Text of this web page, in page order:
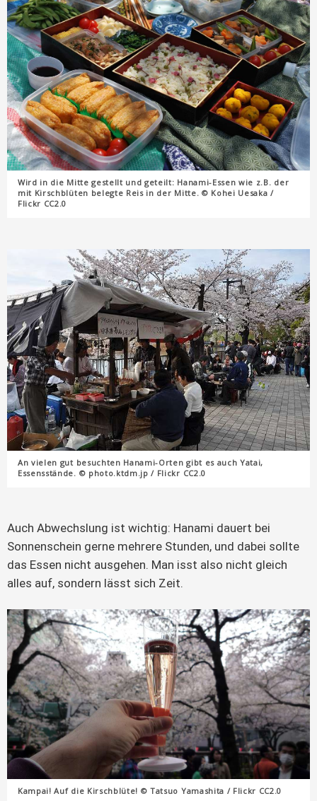
Wird in die Mitte gestellt und geteilt: Hanami-Essen wie z.B. der
mit Kirschblüten belegte Reis in der Mitte. © Kohei Uesaka /
Flickr CC2.0
An vielen gut besuchten Hanami-Orten gibt es auch Yatai,
Essensstände. © photo.ktdm.jp / Flickr CC2.0
Auch Abwechslung ist wichtig: Hanami dauert bei
Sonnenschein gerne mehrere Stunden, und dabei sollte
das Essen nicht ausgehen. Man isst also nicht gleich
alles auf, sondern lässt sich Zeit.
Kampai! Auf die Kirschblüte! © Tatsuo Yamashita / Flickr CC2.0